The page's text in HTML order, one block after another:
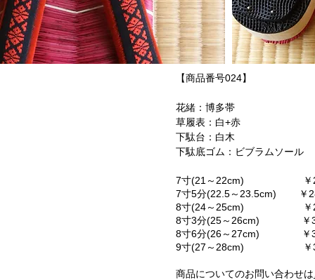
【商品番号024】
花緒：博多帯
草履表：白+赤
下駄台：白木
下駄底ゴム：ビブラムソール
7寸(21～22cm) ￥
7寸5分(22.5～23.5cm) ￥
8寸(24～25cm) ￥
​8寸3分(25～26cm) ￥
8寸6分(26～27cm) ￥
​9寸(27～28cm) ￥
商品についてのお問い合わせは